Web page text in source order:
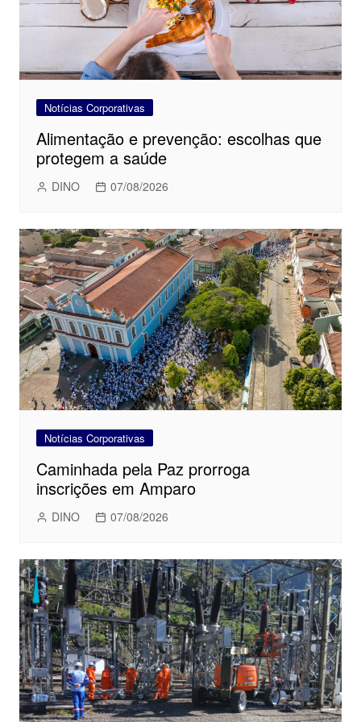
Notícias Corporativas
Alimentação e prevenção: escolhas que
protegem a saúde
DINO 07/08/2026
Notícias Corporativas
Caminhada pela Paz prorroga
inscrições em Amparo
DINO 07/08/2026